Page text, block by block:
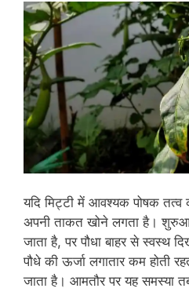
यदि मिट्टी में आवश्यक पोषक तत्व
अपनी ताकत खोने लगता है।
जाता है, पर पौधा बाहर से स्वस्थ
पौधे की ऊर्जा लगातार कम होती
जाता है। आमतौर पर यह समस्या